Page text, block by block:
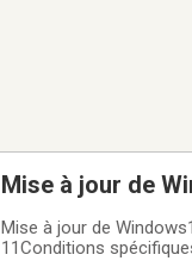
Mise à jour de
Mise à jour de
11Conditions